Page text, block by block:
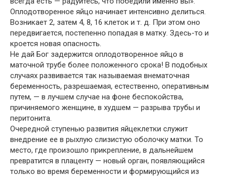
Оплодотворенное яйцо начинает интенсивно делиться.
Возникает 2, затем 4, 8, 16 клеток и т. д. При этом оно
передвигается, постепенно попадая в матку. Здесь-то и
кроется новая опасность.
Не дай Бог задержится оплодотворенное яйцо в
маточной трубе более положенного срока! В подобных
случаях развивается так называемая внематочная
беременность, разрешаемая, естественно, оперативным
путем, — в лучшем случае на фоне беспокойства,
причиняемого женщине, в худшем — разрыва трубы и
перитонита.
Очередной ступенью развития яйцеклетки служит
внедрение ее в рыхлую слизистую оболочку матки. То
место, где произошло прикрепление, в дальнейшем
превратится в плаценту — новый орган, появляющийся
только во время беременности и формирующийся из